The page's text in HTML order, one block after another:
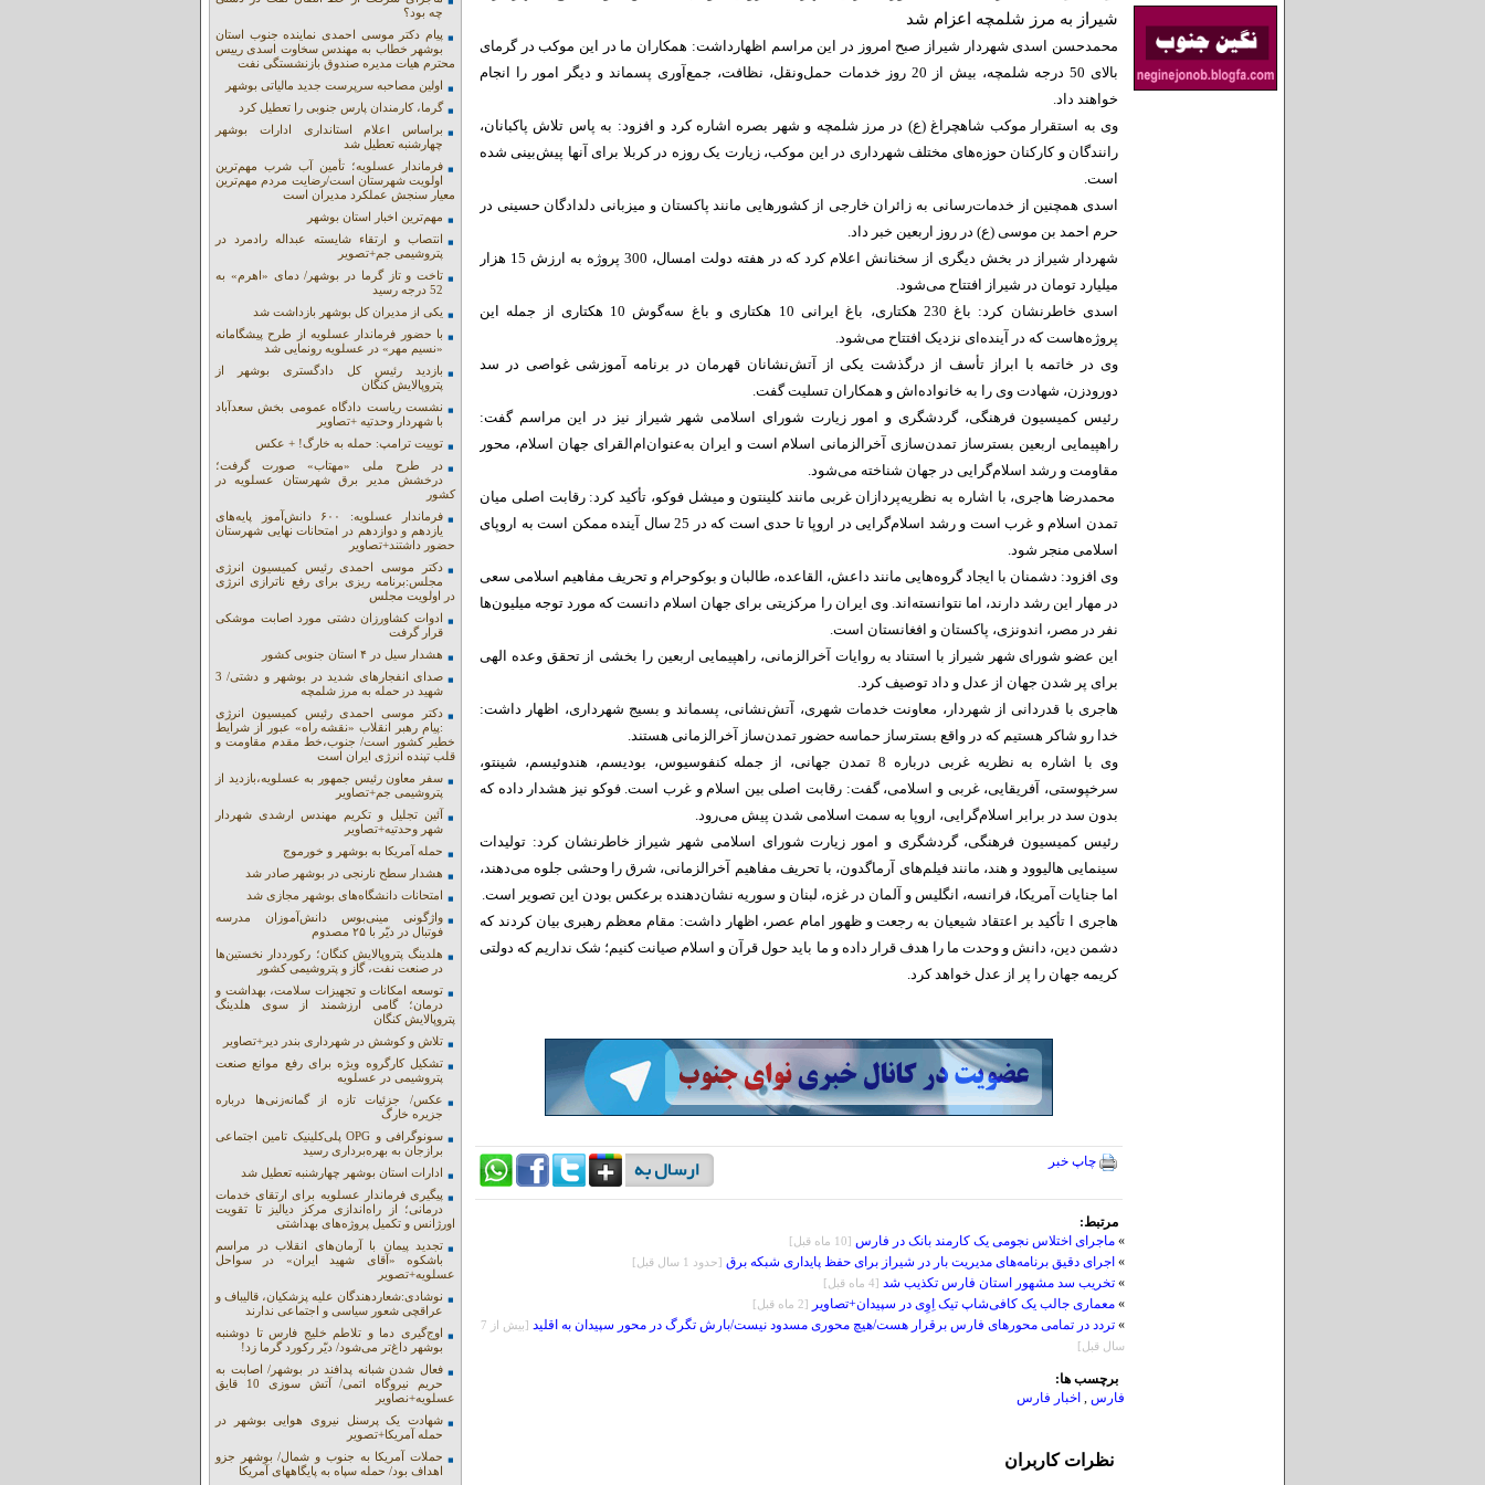
شیراز به مرز شلمچه اعزام شد
محمدحسن اسدی شهردار شیراز صبح امروز در این مراسم اظهارداشت: همکاران ما در این موکب در گرمای
بالای 50 درجه شلمچه، بیش از 20 روز خدمات حمل‌ونقل، نظافت، جمع‌آوری پسماند و دیگر امور را انجام
خواهند داد.
وی به استقرار موکب شاهچراغ (ع) در مرز شلمچه و شهر بصره اشاره کرد و افزود: به پاس تلاش پاکبانان،
رانندگان و کارکنان حوزه‌های مختلف شهرداری در این موکب، زیارت یک روزه در کربلا برای آنها پیش‌بینی شده
است.
اسدی همچنین از خدمات‌رسانی به زائران خارجی از کشور‌هایی مانند پاکستان و میزبانی دلدادگان حسینی در
حرم احمد بن موسی (ع) در روز اربعین خبر داد.
شهردار شیراز در بخش دیگری از سخنانش اعلام کرد که در هفته دولت امسال، 300 پروژه به ارزش 15 هزار
میلیارد تومان در شیراز افتتاح می‌شود.
اسدی خاطرنشان کرد: باغ 230 هکتاری، باغ ایرانی 10 هکتاری و باغ سه‌گوش 10 هکتاری از جمله این
پروژه‌هاست که در آینده‌ای نزدیک افتتاح می‌شود.
وی در خاتمه با ابراز تأسف از درگذشت یکی از آتش‌نشانان قهرمان در برنامه آموزشی غواصی در سد
دورودزن، شهادت وی را به خانواده‌اش و همکاران تسلیت گفت.
رئیس کمیسیون فرهنگی، گردشگری و امور زیارت شورای اسلامی شهر شیراز نیز در این مراسم گفت:
راهپیمایی اربعین بسترساز تمدن‌سازی آخرالزمانی اسلام است و ایران به‌عنوان‌ام‌القرای جهان اسلام، محور
مقاومت و رشد اسلام‌گرایی در جهان شناخته می‌شود.
محمدرضا هاجری، با اشاره به نظریه‌پردازان غربی مانند کلینتون و میشل فوکو، تأکید کرد: رقابت اصلی میان
تمدن اسلام و غرب است و رشد اسلام‌گرایی در اروپا تا حدی است که در 25 سال آینده ممکن است به اروپای
اسلامی منجر شود.
وی افزود: دشمنان با ایجاد گروه‌هایی مانند داعش، القاعده، طالبان و بوکوحرام و تحریف مفاهیم اسلامی سعی
در مهار این رشد دارند، اما نتوانسته‌اند. وی ایران را مرکزیتی برای جهان اسلام دانست که مورد توجه میلیون‌ها
نفر در مصر، اندونزی، پاکستان و افغانستان است.
این عضو شورای شهر شیراز با استناد به روایات آخرالزمانی، راهپیمایی اربعین را بخشی از تحقق وعده الهی
برای پر شدن جهان از عدل و داد توصیف کرد.
هاجری با قدردانی از شهردار، معاونت خدمات شهری، آتش‌نشانی، پسماند و بسیج شهرداری، اظهار داشت:
خدا رو شاکر هستیم که در واقع بسترساز حماسه حضور تمدن‌ساز آخرالزمانی هستند.
وی با اشاره به نظریه غربی درباره 8 تمدن جهانی، از جمله کنفوسیوس، بودیسم، هندوئیسم، شینتو،
سرخپوستی، آفریقایی، غربی و اسلامی، گفت: رقابت اصلی بین اسلام و غرب است. فوکو نیز هشدار داده که
بدون سد در برابر اسلام‌گرایی، اروپا به سمت اسلامی شدن پیش می‌رود.
رئیس کمیسیون فرهنگی، گردشگری و امور زیارت شورای اسلامی شهر شیراز خاطرنشان کرد: تولیدات
سینمایی هالیوود و هند، مانند فیلم‌های آرماگدون، با تحریف مفاهیم آخرالزمانی، شرق را وحشی جلوه می‌دهند،
اما جنایات آمریکا، فرانسه، انگلیس و آلمان در غزه، لبنان و سوریه نشان‌دهنده برعکس بودن این تصویر است.
هاجری ا تأکید بر اعتقاد شیعیان به رجعت و ظهور امام عصر، اظهار داشت: مقام معظم رهبری بیان کردند که
دشمن دین، دانش و وحدت ما را هدف قرار داده و ما باید حول قرآن و اسلام صیانت کنیم؛ شک نداریم که دولتی
کریمه جهان را پر از عدل خواهد کرد.
چاپ خبر
مرتبط:
» ماجرای اختلاس نجومی یک کارمند بانک در فارس [10 ماه قبل]
» اجرای دقیق برنامه‌های مدیریت بار در شیراز برای حفظ پایداری شبکه برق [حدود 1 سال قبل]
» تخریب سد مشهور استان فارس تکذیب شد [4 ماه قبل]
» معماری جالب یک کافی‌شاپ تیک اِوِی در سپیدان+تصاویر [2 ماه قبل]
» تردد در تمامی محورهای فارس برقرار هست/هیچ محوری مسدود نیست/بارش تگرگ در محور سپیدان به اقلید
[بيش از 7
سال قبل]
برچسب ها:
فارس , اخبار فارس
نظرات کاربران
چه بود؟
پیام دکتر موسی احمدی نماینده جنوب استان
بوشهر خطاب به مهندس سخاوت اسدی رییس
محترم هیات مدیره صندوق بازنشستگی نفت
اولین مصاحبه سرپرست جدید مالیاتی بوشهر
گرما، کارمندان پارس جنوبی را تعطیل کرد
براساس اعلام استانداری ادارات بوشهر
چهارشنبه تعطیل شد
فرماندار عسلویه؛ تأمین آب شرب مهم‌ترین
اولویت شهرستان است/رضایت مردم مهم‌ترین
معیار سنجش عملکرد مدیران است
مهم‌ترین اخبار استان بوشهر
انتصاب و ارتقاء شایسته عبداله رادمرد در
پتروشیمی جم+تصویر
تاخت و تاز گرما در بوشهر/ دمای «اهرم» به
52 درجه رسید
یکی از مدیران کل بوشهر بازداشت شد
با حضور فرماندار عسلویه از طرح پیشگامانه
«نسیم مهر» در عسلویه رونمایی شد
بازدید رئیس کل دادگستری بوشهر از
پتروپالایش کنگان
نشست ریاست دادگاه عمومی بخش سعدآباد
با شهردار وحدتیه +تصاویر
توییت ترامپ: حمله به خارگ! + عکس
در طرح ملی «مهتاب» صورت گرفت؛
درخشش مدیر برق شهرستان عسلویه در
کشور
فرماندار عسلویه: ۶۰۰ دانش‌آموز پایه‌های
یازدهم و دوازدهم در امتحانات نهایی شهرستان
حضور داشتند+تصاویر
دکتر موسی احمدی رئیس کمیسیون انرژی
مجلس:برنامه ریزی برای رفع ناترازی انرژی
در اولویت مجلس
ادوات کشاورزان دشتی مورد اصابت موشکی
قرار گرفت
هشدار سیل در ۴ استان جنوبی کشور
صدای انفجارهای شدید در بوشهر و دشتی/ 3
شهید در حمله به مرز شلمچه
دکتر موسی احمدی رئیس کمیسیون انرژی
:پیام رهبر انقلاب «نقشه راه» عبور از شرایط
خطیر کشور است/ جنوب،خط مقدم مقاومت و
قلب تپنده انرژی ایران است
سفر معاون رئیس جمهور به عسلویه،بازدید از
پتروشیمی جم+تصاویر
آئین تجلیل و تکریم مهندس ارشدی شهردار
شهر وحدتیه+تصاویر
حمله آمریکا به بوشهر و خورموج
هشدار سطح نارنجی در بوشهر صادر شد
امتحانات دانشگاه‌های بوشهر مجازی شد
واژگونی مینی‌بوس دانش‌آموزان مدرسه
فوتبال در دیّر با ۲۵ مصدوم
هلدینگ پتروپالایش کنگان؛ رکورددار نخستین‌ها
در صنعت نفت، گاز و پتروشیمی کشور
توسعه امکانات و تجهیزات سلامت، بهداشت و
درمان؛ گامی ارزشمند از سوی هلدینگ
پتروپالایش کنگان
تلاش و کوشش در شهرداری بندر دیر+تصاویر
تشکیل کارگروه ویژه برای رفع موانع صنعت
پتروشیمی در عسلویه
عکس/ جزئیات تازه از گمانه‌زنی‌ها درباره
جزیره خارگ
سونوگرافی و OPG پلی‌کلینیک تامین اجتماعی
برازجان به بهره‌برداری رسید
ادارات استان بوشهر چهارشنبه تعطیل شد
پیگیری فرماندار عسلویه برای ارتقای خدمات
درمانی؛ از راه‌اندازی مرکز دیالیز تا تقویت
اورژانس و تکمیل پروژه‌های بهداشتی
تجدید پیمان با آرمان‌های انقلاب در مراسم
باشکوه «آقای شهید ایران» در سواحل
عسلویه+تصویر
نوشادی:شعاردهندگان علیه پزشکیان، قالیباف و
عراقچی شعور سیاسی و اجتماعی ندارند
اوج‌گیری دما و تلاطم خلیج فارس تا دوشنبه
بوشهر داغ‌تر می‌شود/ دیّر رکورد گرما زد!
فعال شدن شبانه پدافند در بوشهر/ اصابت به
حریم نیروگاه اتمی/ آتش سوزی 10 قایق
عسلویه+نصاویر
شهادت یک پرسنل نیروی هوایی بوشهر در
حمله آمریکا+تصویر
حملات آمریکا به جنوب و شمال/ بوشهر جزو
اهداف بود/ حمله سپاه به پایگاههای آمریکا